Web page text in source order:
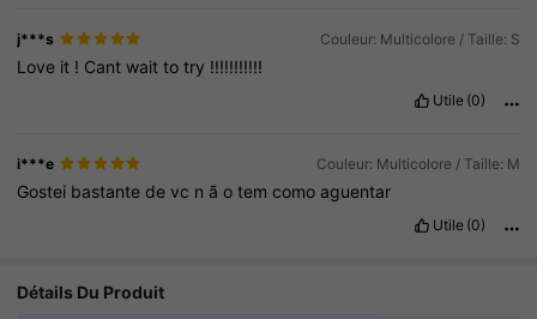
j***s Couleur: Multicolore / Taille: S
Love it ! Cantwaittotry !!!!!!!!!!!
Utile (0)
i***e Couleur: Multicolore / Taille: M
Gostei bastantedevc n ãotemcomo aguentar
Utile (0)
Détails Du Produit